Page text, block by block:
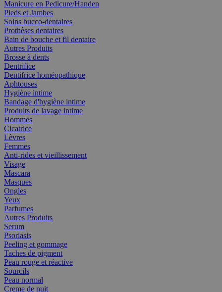
Manicure en Pedicure/Handen
Pieds et Jambes
Soins bucco-dentaires
Prothèses dentaires
Bain de bouche et fil dentaire
Autres Produits
Brosse à dents
Dentrifice
Dentifrice homéopathique
Aphtouses
Hygiène intime
Bandage d'hygiène intime
Produits de lavage intime
Hommes
Cicatrice
Lèvres
Femmes
Anti-rides et vieillissement
Visage
Mascara
Masques
Ongles
Yeux
Parfumes
Autres Produits
Serum
Psoriasis
Peeling et gommage
Taches de pigment
Peau rouge et réactive
Sourcils
Peau normal
Creme de nuit